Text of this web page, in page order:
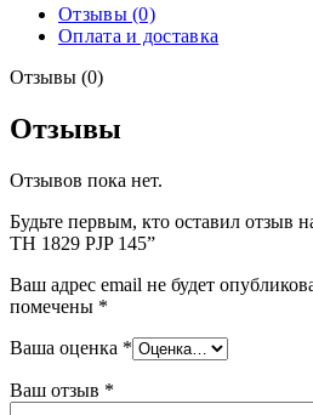
Отзывы (0)
Оплата и доставка
Отзывы (0)
Отзывы
Отзывов пока нет.
Будьте первым, кто оставил отзыв
TH 1829 PJP 145”
Ваш адрес email не будет
помечены *
Ваша оценка *
Ваш отзыв *